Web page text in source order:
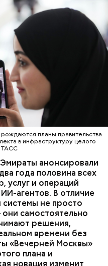
планы правительства
в инфраструктуру целого
ТАСС
анонсировали
года половина всех
услуг и операций
агентов. В отличие
не просто
самостоятельно
решения,
времени без
«Вечерней Москвы»
плана и
новация изменит